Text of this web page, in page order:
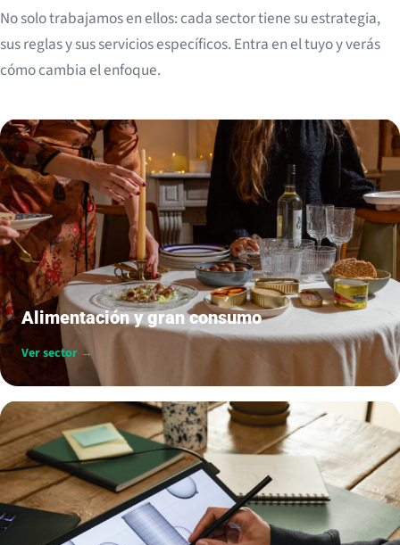
No solo trabajamos en ellos: cada sector tiene su estrategia,
sus reglas y sus servicios específicos. Entra en el tuyo y verás
cómo cambia el enfoque.
Alimentación y gran consumo
Ver sector →